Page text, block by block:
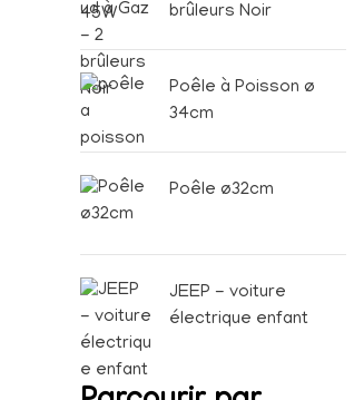
:
brûleurs Noir
Poêle à Poisson ø
34cm
Poêle ø32cm
JEEP - voiture
électrique enfant